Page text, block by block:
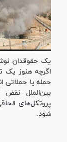
یک حقوقدان
اگرچه هنوز یک
حمله یا حملاتی
بین‌الملل نقض
پروتکل‌های
شود.